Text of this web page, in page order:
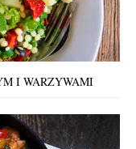
I WARZYWAMI